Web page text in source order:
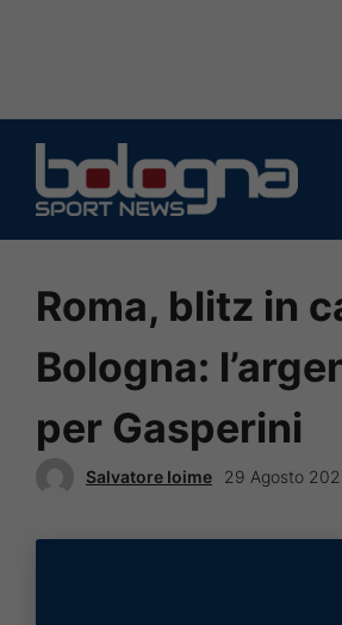
contenuto
Roma, blitz in
Bologna:
per Gasperini
Salvatore Ioime 29 Agosto